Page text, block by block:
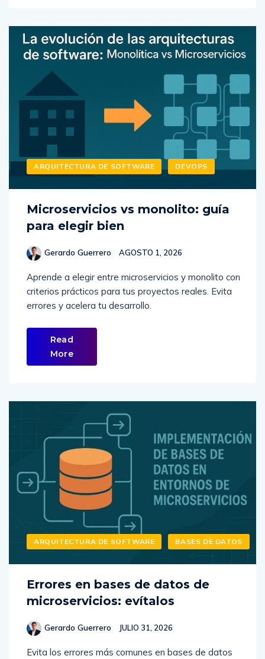
ARQUITECTURA DE SOFTWARE DEVOPS
Microservicios vs monolito: guía
para elegir bien
Gerardo Guerrero AGOSTO 1, 2026
Aprende a elegir entre microservicios y monolito con
criterios prácticos para tus proyectos reales. Evita
errores y acelera tu desarrollo.
Read
More
ARQUITECTURA DE SOFTWARE BASES DE DATOS
Errores en bases de datos de
microservicios: evítalos
Gerardo Guerrero JULIO 31, 2026
Evita los errores más comunes en bases de datos